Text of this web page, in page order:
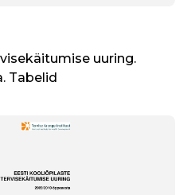
uuring.
Tabelid